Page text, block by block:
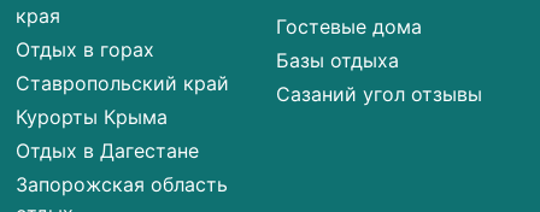
края
Отдых в горах
Ставропольский край
Курорты Крыма
Отдых в Дагестане
Запорожская область
Гостевые дома
Базы отдыха
Сазаний угол отзывы